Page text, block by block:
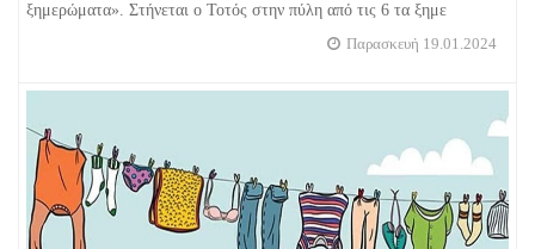
ξημερώματα». Στήνεται ο Τοτός στην πύλη από τις 6 τα ξημε
Παρασκευή 19.01.2024